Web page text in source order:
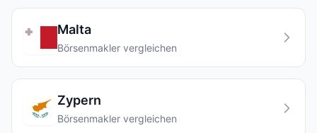
Malta
Börsenmakler vergleichen
Zypern
Börsenmakler vergleichen